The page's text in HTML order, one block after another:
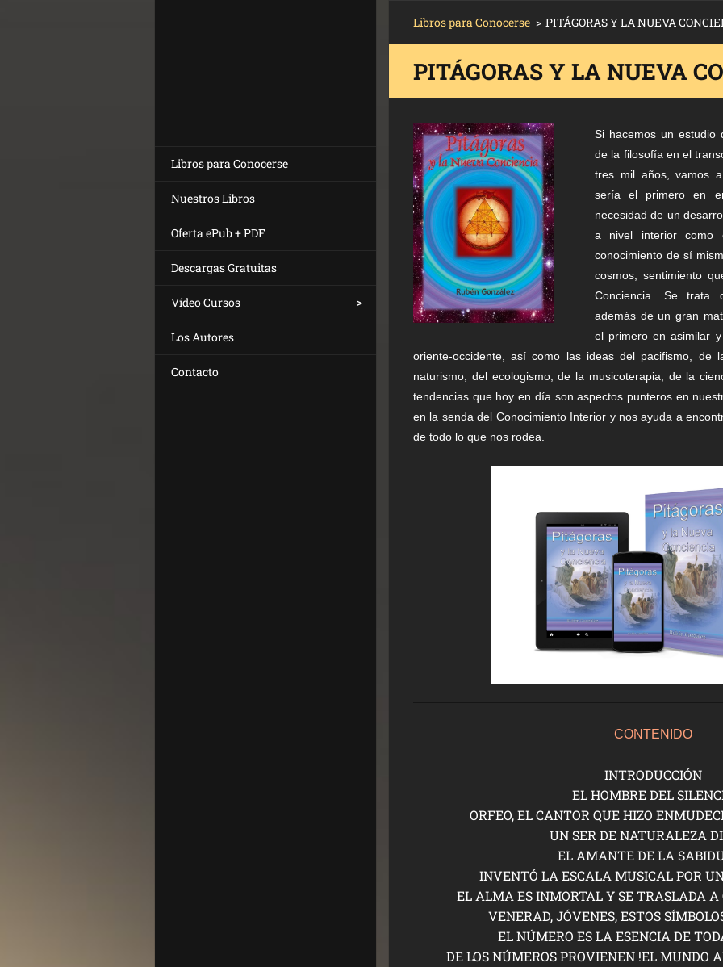
Libros para Conocerse
Nuestros Libros
Oferta ePub + PDF
Descargas Gratuitas
Vídeo Cursos
Los Autores
Contacto
Libros para Conocerse > PITÁGORAS Y LA NUEVA
PITÁGORAS Y LA NUEVA
Si hacemos un estudio
de la filosofía en el
tres mil años, vamos
sería el primero en
necesidad de un
a nivel interior como
conocimiento de sí
cosmos, sentimiento
Conciencia. Se trata
además de un gran
el primero en asimilar
oriente-occidente, así como las ideas del pacifismo, de
naturismo, del ecologismo, de la musicoterapia, de la
tendencias que hoy en día son aspectos punteros en
en la senda del Conocimiento Interior y nos ayuda a
de todo lo que nos rodea.
CONTENIDO
INTRODUCCIÓN
EL HOMBRE DEL
ORFEO, EL CANTOR QUE HIZO
UN SER DE NATURALEZA
EL AMANTE DE LA
INVENTÓ LA ESCALA MUSICAL POR
EL ALMA ES INMORTAL Y SE TRASLADA A
VENERAD, JÓVENES, ESTOS
EL NÚMERO ES LA ESENCIA DE
DE LOS NÚMEROS PROVIENEN !EL MUNDO